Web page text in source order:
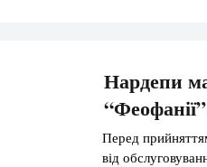
Нардепи
Перед
від